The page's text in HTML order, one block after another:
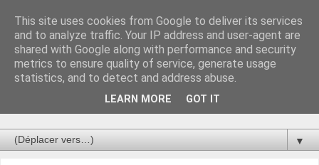
Au bistro !
La connerie étant le seul chemin susceptible de nous faire
entrevoir une parcelle de vérité, utilisons la par des moyens
de communication efficaces. Le temps qu'on remplisse nos
▼
This site uses cookies from Google to deliver its services
and to analyze traffic. Your IP address and user-agent are
shared with Google along with performance and security
metrics to ensure quality of service, generate usage
statistics, and to detect and address abuse.
LEARN MORE GOT IT